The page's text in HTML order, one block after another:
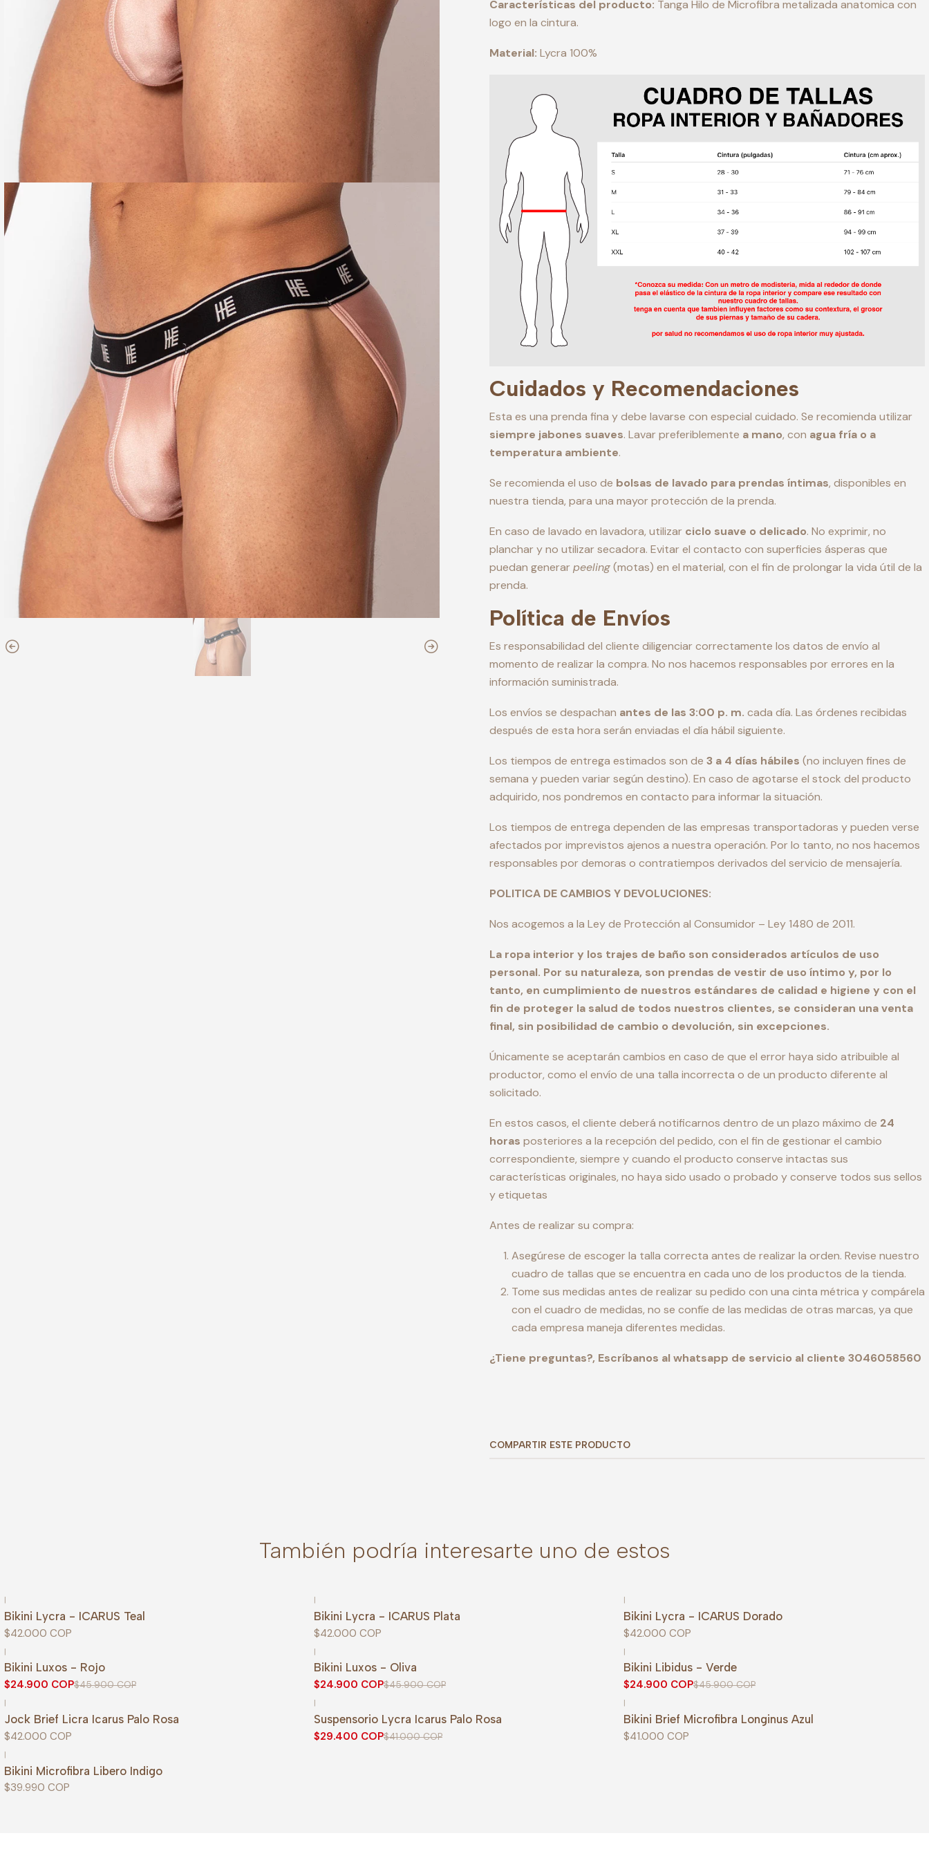
Características del producto: Tanga Hilo de Microfibra metalizada anatomica con
logo en la cintura.
Material: Lycra 100%
Cuidados y Recomendaciones
Esta es una prenda fina y debe lavarse con especial cuidado. Se recomienda utilizar
siempre jabones suaves. Lavar preferiblemente a mano, con agua fría o a
temperatura ambiente.
Se recomienda el uso de bolsas de lavado para prendas íntimas, disponibles en
nuestra tienda, para una mayor protección de la prenda.
En caso de lavado en lavadora, utilizar ciclo suave o delicado. No exprimir, no
planchar y no utilizar secadora. Evitar el contacto con superficies ásperas que
puedan generarpeeling(motas) en el material, con el fin de prolongar la vida útil de la
prenda.
Política de Envíos
Es responsabilidad del cliente diligenciar correctamente los datos de envío al
momento de realizar la compra. No nos hacemos responsables por errores en la
información suministrada.
Los envíos se despachan antes de las 3:00 p. m. cada día. Las órdenes recibidas
después de esta hora serán enviadas el día hábil siguiente.
Los tiempos de entrega estimados son de 3 a 4 días hábiles (no incluyen fines de
semana y pueden variar según destino). En caso de agotarse el stock del producto
adquirido, nos pondremos en contacto para informar la situación.
Los tiempos de entrega dependen de las empresas transportadoras y pueden verse
afectados por imprevistos ajenos a nuestra operación. Por lo tanto, no nos hacemos
responsables por demoras o contratiempos derivados del servicio de mensajería.
POLITICA DE CAMBIOS Y DEVOLUCIONES:
Nos acogemos a la Ley de Protección al Consumidor – Ley 1480 de 2011.
La ropa interior y los trajes de baño son considerados artículos de uso
personal. Por su naturaleza, son prendas de vestir de uso íntimo y, por lo
tanto, en cumplimiento de nuestros estándares de calidad e higiene y con el
fin de proteger la salud de todos nuestros clientes, se consideran una venta
final, sin posibilidad de cambio o devolución, sin excepciones.
Únicamente se aceptarán cambios en caso de que el error haya sido atribuible al
productor, como el envío de una talla incorrecta o de un producto diferente al
solicitado.
En estos casos, el cliente deberá notificarnos dentro de un plazo máximo de 24
horas posteriores a la recepción del pedido, con el fin de gestionar el cambio
correspondiente, siempre y cuando el producto conserve intactas sus
características originales, no haya sido usado o probado y conserve todos sus sellos
y etiquetas
Antes de realizar su compra:
Asegúrese de escoger la talla correcta antes de realizar la orden. Revise nuestro
cuadro de tallas que se encuentra en cada uno de los productos de la tienda.
Tome sus medidas antes de realizar su pedido con una cinta métrica y compárela
con el cuadro de medidas, no se confíe de las medidas de otras marcas, ya que
cada empresa maneja diferentes medidas.
¿Tiene preguntas?, Escríbanos al whatsapp de servicio al cliente 3046058560
COMPARTIR ESTE PRODUCTO
También podría interesarte uno de estos
|
Bikini Lycra - ICARUS Teal
$42.000 COP
|
Bikini Lycra - ICARUS Plata
$42.000 COP
|
Bikini Lycra - ICARUS Dorado
$42.000 COP
|
Bikini Luxos - Rojo
$24.900 COP$45.900 COP
|
Bikini Luxos - Oliva
$24.900 COP$45.900 COP
Agotado
|
Bikini Libidus - Verde
$24.900 COP$45.900 COP
|
Jock Brief Licra Icarus Palo Rosa
$42.000 COP
|
Suspensorio Lycra Icarus Palo Rosa
$29.400 COP$41.000 COP
|
Bikini Brief Microfibra Longinus Azul
$41.000 COP
|
Bikini Microfibra Libero Indigo
$39.990 COP